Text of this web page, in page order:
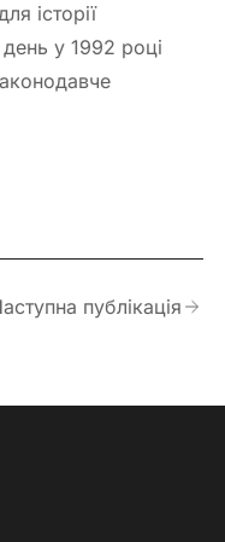
історії
у 1992 році
публікація